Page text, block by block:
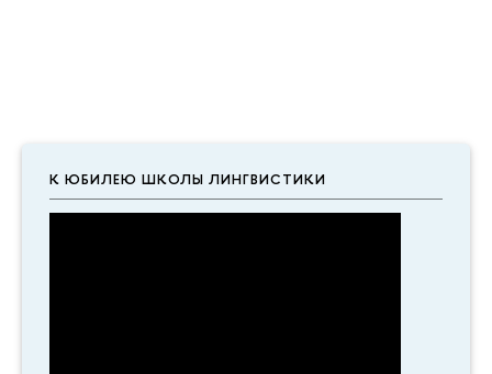
К ЮБИЛЕЮ ШКОЛЫ ЛИНГВИСТИКИ